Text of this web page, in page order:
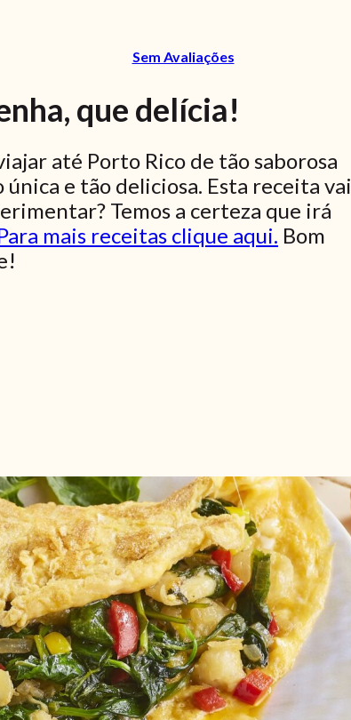
Sem Avaliações
que delícia!
até Porto Rico de tão saborosa
e tão deliciosa. Esta receita vai
Temos a certeza que irá
mais receitas clique aqui. Bom